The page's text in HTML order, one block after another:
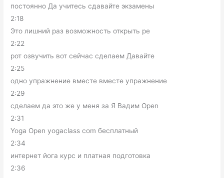
постоянно Да учитесь сдавайте экзамены
2:18
Это лишний раз возможность открыть ре
2:22
рот озвучить вот сейчас сделаем Давайте
2:25
одно упражнение вместе вместе упражнение
2:29
сделаем да это же у меня за Я Вадим Open
2:31
Yoga Open yogaclass com бесплатный
2:34
интернет йога курс и платная подготовка
2:36